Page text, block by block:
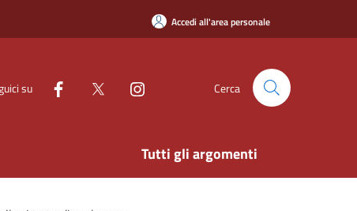
Accedi all'area personale
su Cerca
Tutti gli argomenti